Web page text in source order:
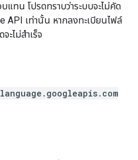
แทน โปรดทราบว่าระบบจะไม่คัด
API เท่านั้น หากลงทะเบียนไฟล์
ะไม่สำเร็จ